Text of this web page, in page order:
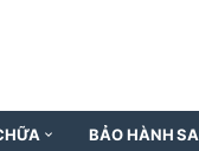
BẢO HÀNH